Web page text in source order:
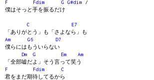
F
Fdim G G#dim /
僕はそっと手を振るだけ
C
E7
「ありがとう」も「さよなら」も
Am
G6
D7
僕らにはもういらない
Dm
G Em
Am
「全部嘘だよ」そう言って笑う
F
Fdim
C
君をまだ期待してるから